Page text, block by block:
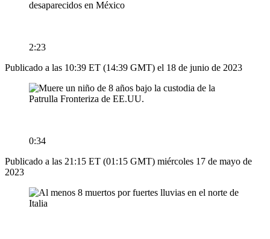
2:23
Publicado a las 10:39 ET (14:39 GMT) el 18 de junio de 2023
0:34
Publicado a las 21:15 ET (01:15 GMT) miércoles 17 de mayo de
2023